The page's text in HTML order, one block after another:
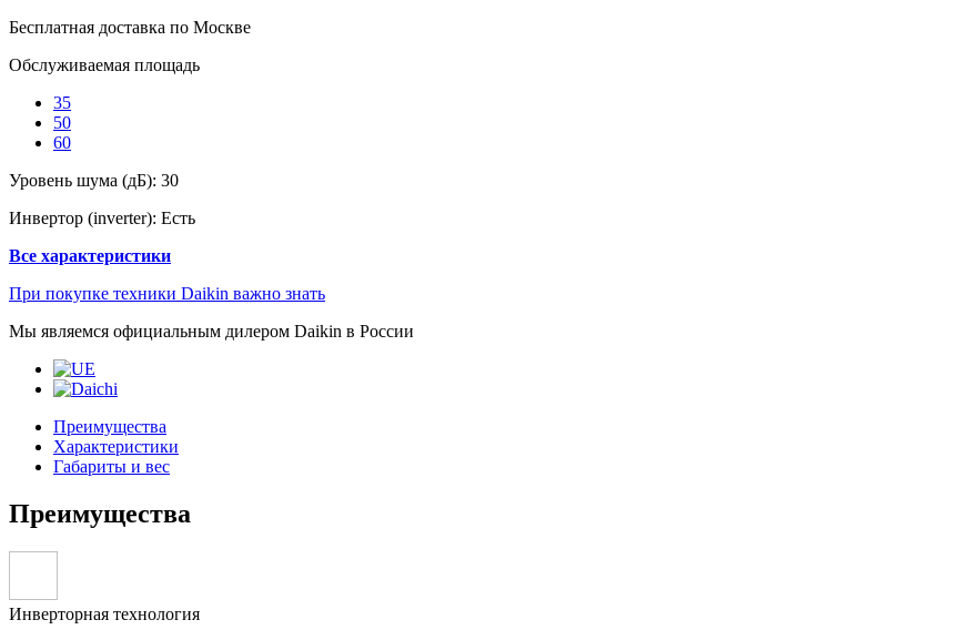
Бесплатная доставка по Москве
Обслуживаемая площадь
35
50
60
Уровень шума (дБ): 30
Инвертор (inverter): Есть
Все характеристики
При покупке техники Daikin важно знать
Мы являемся официальным дилером Daikin в России
Преимущества
Характеристики
Габариты и вес
Преимущества
Инверторная технология